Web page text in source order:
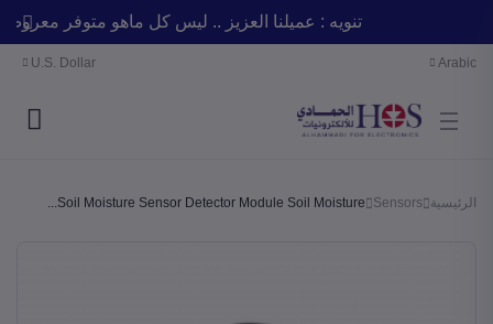
تنويه : عميلنا العزيز .. ليس كل ماهو متوفر
Arabic
U.S. Dollar
الرئيسية Sensors
Soil Moisture Sensor Detector Module Soil Moisture...